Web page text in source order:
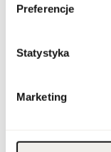
Preferencje
Statystyka
Marketing